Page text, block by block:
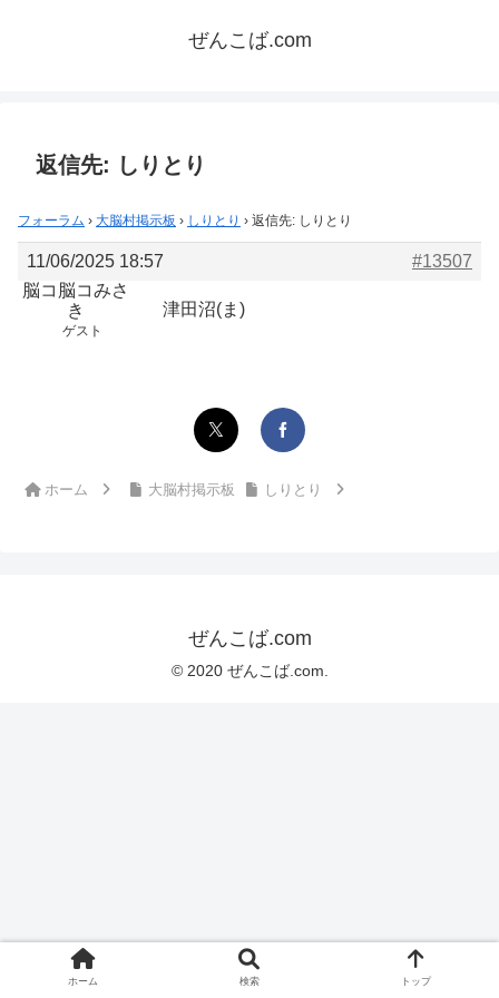
ぜんこば.com
返信先: しりとり
フォーラム › 大脳村掲示板 › しりとり › 返信先: しりとり
11/06/2025 18:57
#13507
脳コ脳コみさ
き
ゲスト
津田沼(ま)
ホーム 大脳村掲示板 しりとり
ぜんこば.com
© 2020 ぜんこば.com.
ホーム 検索 トップ